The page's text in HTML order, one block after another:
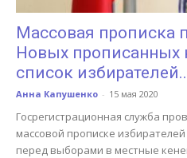
Массовая прописка
Новых прописанных
список
Анна Капушенко - 15 мая 2020
Госрегистрационная служба
массовой прописке
перед выборами в местные